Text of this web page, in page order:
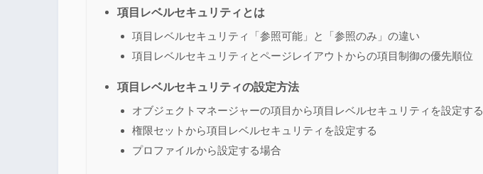
項目レベルセキュリティとは
項目レベルセキュリティ「参照可能」と「参照のみ」の違い
項目レベルセキュリティとページレイアウトからの項目制御の優先順位
項目レベルセキュリティの設定方法
オブジェクトマネージャーの項目から項目レベルセキュリティを設定する
権限セットから項目レベルセキュリティを設定する
プロファイルから設定する場合